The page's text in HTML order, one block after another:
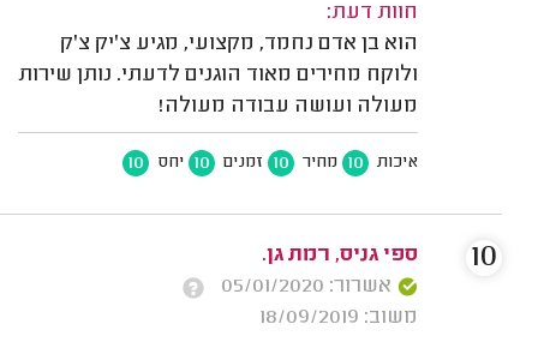
חוות דעת:
הוא בן אדם נחמד, מקצועי, מגיע צ'יק צ'ק
ולוקח מחירים מאוד הוגנים לדעתי. נותן שירות
מעולה ועושה עבודה מעולה!
איכות 10 מחיר 10 זמנים 10 יחס 10
ספי גניס, רמת גן.
אשרור: 05/01/2020
משוב: 18/09/2019
10